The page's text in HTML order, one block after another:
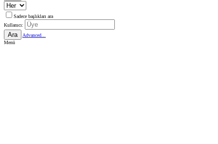
Sadece başlıkları ara
Kullanıcı:
Ara
Advanced...
Menü